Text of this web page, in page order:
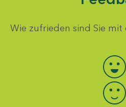
Wie zufrieden sind Sie mit